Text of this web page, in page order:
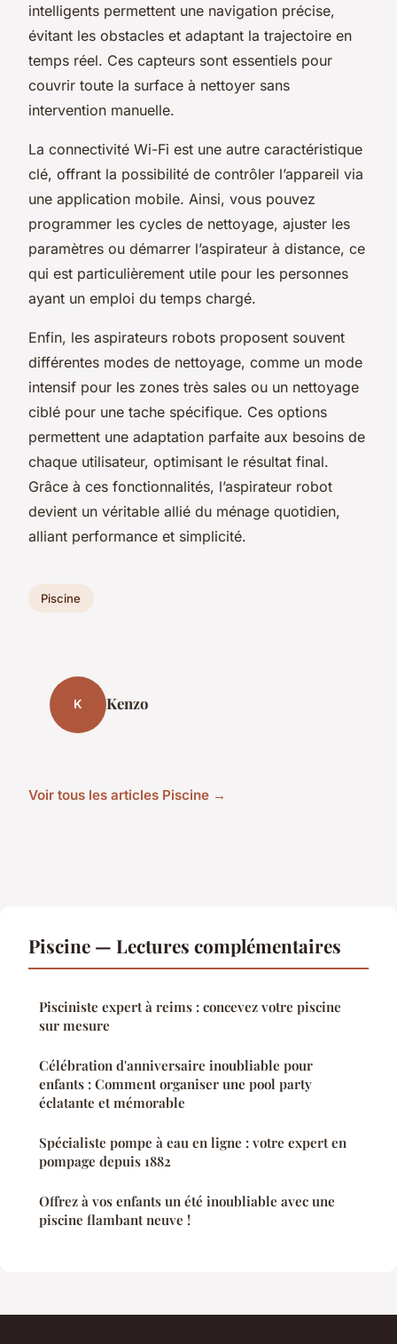
intelligents permettent une navigation précise,
évitant les obstacles et adaptant la trajectoire en
temps réel. Ces capteurs sont essentiels pour
couvrir toute la surface à nettoyer sans
intervention manuelle.
La connectivité Wi-Fi est une autre caractéristique
clé, offrant la possibilité de contrôler l’appareil via
une application mobile. Ainsi, vous pouvez
programmer les cycles de nettoyage, ajuster les
paramètres ou démarrer l’aspirateur à distance, ce
qui est particulièrement utile pour les personnes
ayant un emploi du temps chargé.
Enfin, les aspirateurs robots proposent souvent
différentes modes de nettoyage, comme un mode
intensif pour les zones très sales ou un nettoyage
ciblé pour une tache spécifique. Ces options
permettent une adaptation parfaite aux besoins de
chaque utilisateur, optimisant le résultat final.
Grâce à ces fonctionnalités, l’aspirateur robot
devient un véritable allié du ménage quotidien,
alliant performance et simplicité.
Piscine
K Kenzo
Voir tous les articles Piscine →
Piscine — Lectures complémentaires
Pisciniste expert à reims : concevez votre piscine
sur mesure
Célébration d'anniversaire inoubliable pour
enfants : Comment organiser une pool party
éclatante et mémorable
Spécialiste pompe à eau en ligne : votre expert en
pompage depuis 1882
Offrez à vos enfants un été inoubliable avec une
piscine flambant neuve !